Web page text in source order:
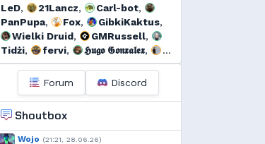
LeD, 21Lancz, Carl-bot,
PanPupa, Fox, GibkiKaktus,
Wielki Druid, GMRussell,
Tidżi, fervi, 𝕳𝖚𝖌𝖔 𝕲𝖔𝖓𝖝𝖆𝖑𝖊𝖝,
Threef, s..., Murrri,
HappyOrange
Dyno ,
🆅🅸🆃🅾74🅼, szmalu,
OdrzuconyKrakers
Kandif
Forum Discord
Shoutbox
Wojo (21:21, 28.06.26)